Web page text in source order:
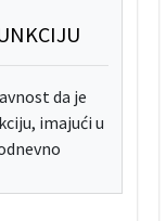
da je
imajući u